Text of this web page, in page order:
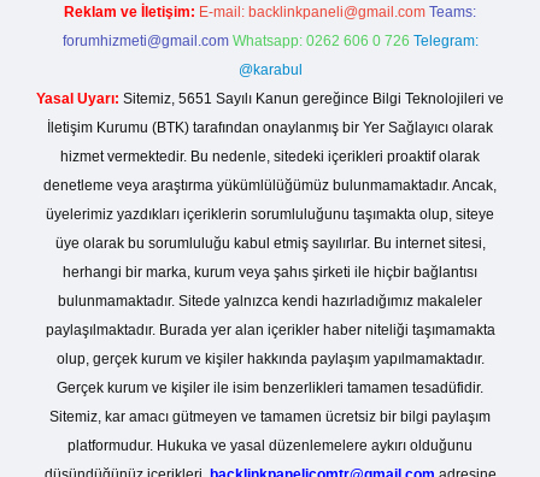
Reklam ve İletişim: E-mail: backlinkpaneli@gmail.com Teams:
forumhizmeti@gmail.com Whatsapp: 0262 606 0 726 Telegram:
@karabul
Yasal Uyarı: Sitemiz, 5651 Sayılı Kanun gereğince Bilgi Teknolojileri ve
İletişim Kurumu (BTK) tarafından onaylanmış bir Yer Sağlayıcı olarak
hizmet vermektedir. Bu nedenle, sitedeki içerikleri proaktif olarak
denetleme veya araştırma yükümlülüğümüz bulunmamaktadır. Ancak,
üyelerimiz yazdıkları içeriklerin sorumluluğunu taşımakta olup, siteye
üye olarak bu sorumluluğu kabul etmiş sayılırlar. Bu internet sitesi,
herhangi bir marka, kurum veya şahıs şirketi ile hiçbir bağlantısı
bulunmamaktadır. Sitede yalnızca kendi hazırladığımız makaleler
paylaşılmaktadır. Burada yer alan içerikler haber niteliği taşımamakta
olup, gerçek kurum ve kişiler hakkında paylaşım yapılmamaktadır.
Gerçek kurum ve kişiler ile isim benzerlikleri tamamen tesadüfidir.
Sitemiz, kar amacı gütmeyen ve tamamen ücretsiz bir bilgi paylaşım
platformudur. Hukuka ve yasal düzenlemelere aykırı olduğunu